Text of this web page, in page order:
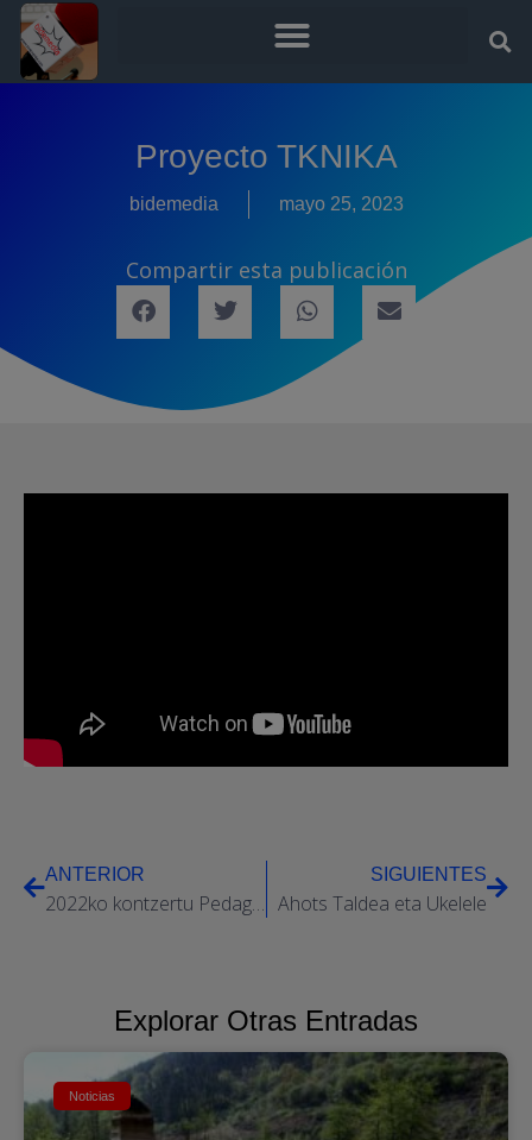
Proyecto TKNIKA
bidemedia mayo 25, 2023
Compartir esta publicación
ANTERIOR
2022ko kontzertu Pedagogikoa SkolaMusik
SIGUIENTES
Ahots Taldea eta Ukelele
Explorar Otras Entradas
Noticias